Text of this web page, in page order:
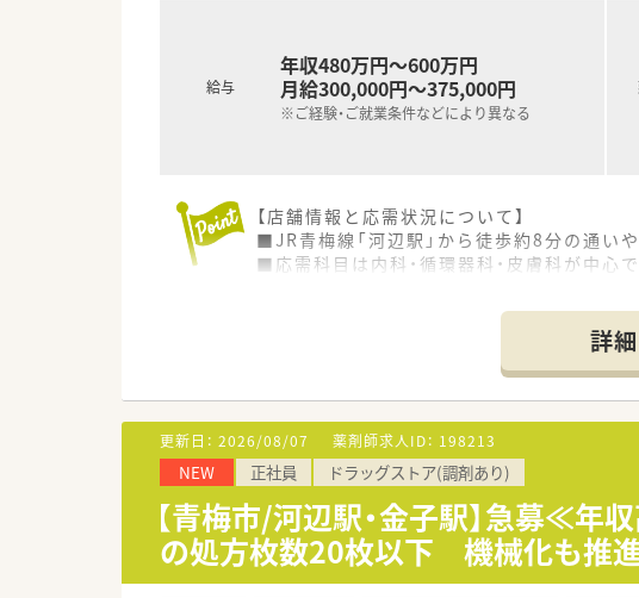
給与
年収480万円～600万円
月給300,000円～375,000円
※ご経験・ご就業条件などにより異なる
【店舗情報と応需状況について】
■JR青梅線「河辺駅」から徒歩約8分の通い
■応需科目は内科・循環器科・皮膚科が中心
■ グループ全店舗で実働週36時間制と週休
■ 休日には日曜日と祝日のほかシフトによ
■ 昇給は年1回8月に実施され、安定して長
【こんな方にオススメ】
■ プライベートを充実させたい方へ、週休
■ 安定した経営基盤と充実した福利厚生の
■ 地域の患者様との信頼関係を大切にし、
詳
更新日： 2026/08/07 薬剤師求人ID： 198213
NEW 正社員 ドラッグストア(調剤あり)
【青梅市/河辺駅・金子駅】急募≪
の処方枚数20枚以下 機械化も推